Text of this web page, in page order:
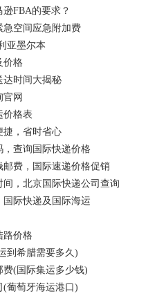
FBA的要求？
急空间应急附加费
亚墨尔本
价格
达时间大揭秘
网
价格表
捷，省时省心
查询国际快递价格
费，国际速递价格促销
，北京国际快递公司查询
际快递及国际海运
路价格
到希腊需要多久)
(国际集运多少钱)
(葡萄牙海运港口)